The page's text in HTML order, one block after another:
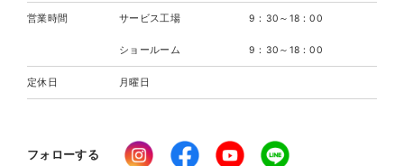
営業時間 サービス工場 9：30～18：00
ショールーム 9：30～18：00
定休日 月曜日
フォローする